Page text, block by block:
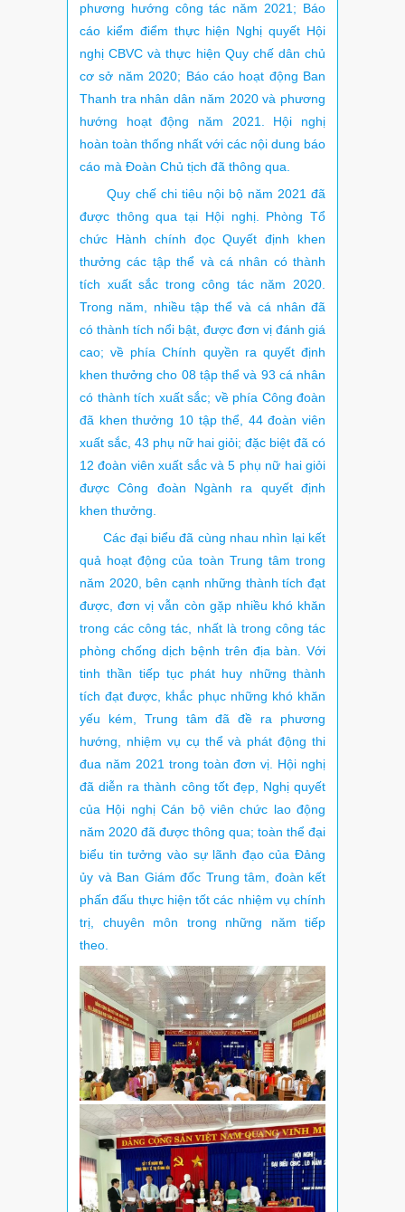
phương hướng công tác năm 2021; Báo
cáo kiểm điểm thực hiện Nghị quyết Hội
nghị CBVC và thực hiện Quy chế dân chủ
cơ sở năm 2020; Báo cáo hoạt động Ban
Thanh tra nhân dân năm 2020 và phương
hướng hoạt động năm 2021. Hội nghị
hoàn toàn thống nhất với các nội dung báo
cáo mà Đoàn Chủ tịch đã thông qua.
Quy chế chi tiêu nội bộ năm 2021 đã
được thông qua tại Hội nghị. Phòng Tổ
chức Hành chính đọc Quyết định khen
thưởng các tập thể và cá nhân có thành
tích xuất sắc trong công tác năm 2020.
Trong năm, nhiều tập thể và cá nhân đã
có thành tích nổi bật, được đơn vị đánh giá
cao; về phía Chính quyền ra quyết định
khen thưởng cho 08 tập thể và 93 cá nhân
có thành tích xuất sắc; về phía Công đoàn
đã khen thưởng 10 tập thể, 44 đoàn viên
xuất sắc, 43 phụ nữ hai giỏi; đặc biệt đã có
12 đoàn viên xuất sắc và 5 phụ nữ hai giỏi
được Công đoàn Ngành ra quyết định
khen thưởng.
Các đại biểu đã cùng nhau nhìn lại kết
quả hoạt động của toàn Trung tâm trong
năm 2020, bên cạnh những thành tích đạt
được, đơn vị vẫn còn gặp nhiều khó khăn
trong các công tác, nhất là trong công tác
phòng chống dịch bệnh trên địa bàn. Với
tinh thần tiếp tục phát huy những thành
tích đạt được, khắc phục những khó khăn
yếu kém, Trung tâm đã đề ra phương
hướng, nhiệm vụ cụ thể và phát động thi
đua năm 2021 trong toàn đơn vị. Hội nghị
đã diễn ra thành công tốt đẹp, Nghị quyết
của Hội nghị Cán bộ viên chức lao động
năm 2020 đã được thông qua; toàn thể đại
biểu tin tưởng vào sự lãnh đạo của Đảng
ủy và Ban Giám đốc Trung tâm, đoàn kết
phấn đấu thực hiện tốt các nhiệm vụ chính
trị, chuyên môn trong những năm tiếp
theo.